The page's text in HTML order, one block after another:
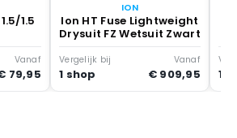
1.5
Vanaf
79,95
ION
Ion HT Fuse Lightweight
Drysuit FZ Wetsuit Zwart
Vergelijk bij
1 shop
Vanaf
€ 909,95 1